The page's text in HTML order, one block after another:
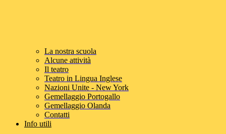
La nostra scuola
Alcune attività
Il teatro
Teatro in Lingua Inglese
Nazioni Unite - New York
Gemellaggio Portogallo
Gemellaggio Olanda
Contatti
Info utili